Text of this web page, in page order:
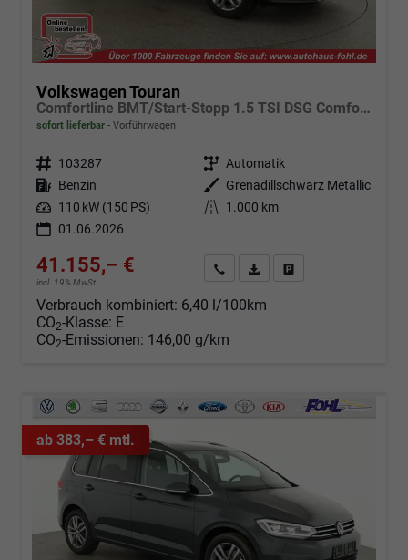
Volkswagen Touran
Comfortline BMT/Start-Stopp 1.5 TSI DSG Comfortline, Navi, Side, Kamera, Winter, 17-Zoll, sofort, 3.J-Garantie
sofort lieferbar Vorführwagen
Fahrzeugnr. 103287 Getriebe Automatik
Kraftstoff Benzin Außenfarbe
Grenadillschwarz Metallic
Leistung 110 kW (150 PS) Kilometerstand
1.000 km
01.06.2026
41.155,– €
incl. 19% MwSt.
Angebot anfordern
Fahrzeugexpose (PDF)
Verbrauch kombiniert: 6,40 l/100km
CO2-Klasse: E
CO2-Emissionen: 146,00 g/km
ab 383,– € mtl.